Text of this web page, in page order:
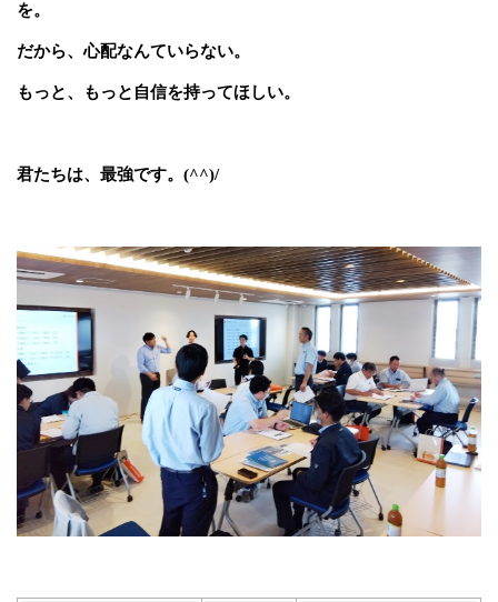
を。
だから、心配なんていらない。
もっと、もっと自信を持ってほしい。
君たちは、最強です。 (^^)/